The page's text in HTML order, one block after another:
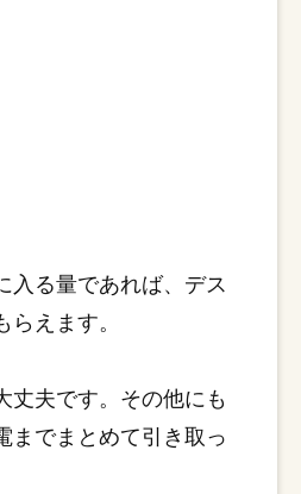
入る量であれば、デス
えます。
丈夫です。その他にも
までまとめて引き取っ